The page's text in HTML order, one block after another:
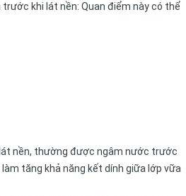
trước khi lát nền: Quan điểm này có thể
nền, thường được ngâm nước trước
tăng khả năng kết dính giữa lớp vữa